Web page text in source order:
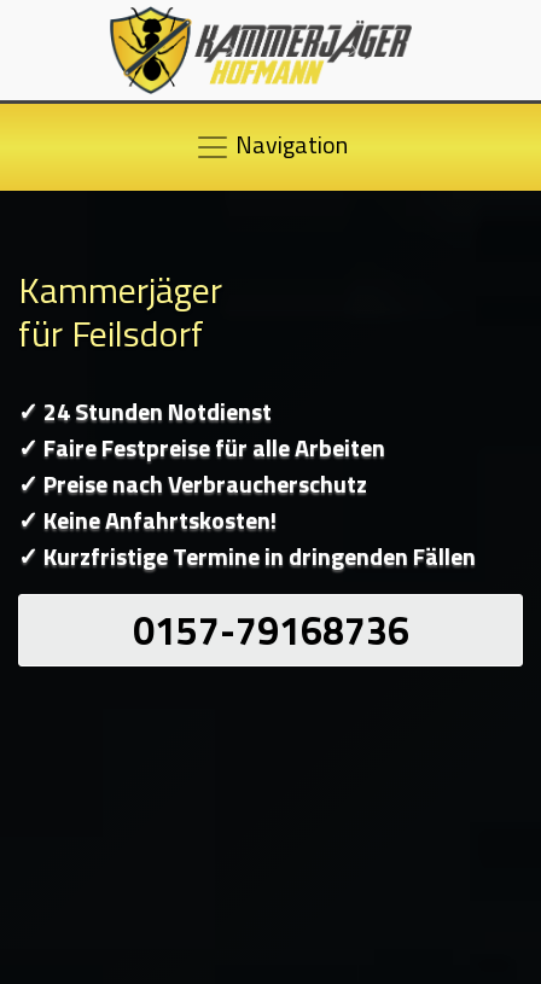
Navigation
Kammerjäger
für Feilsdorf
✓ 24 Stunden Notdienst
✓ Faire Festpreise für alle Arbeiten
✓ Preise nach Verbraucherschutz
✓ Keine Anfahrtskosten!
✓ Kurzfristige Termine in dringenden Fällen
0157-79168736